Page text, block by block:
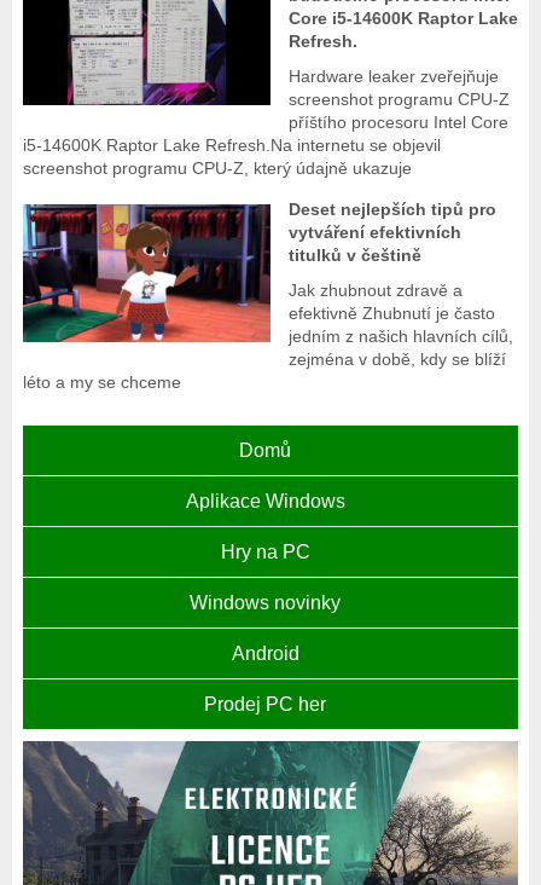
Core i5-14600K Raptor Lake
Refresh.
Hardware leaker zveřejňuje
screenshot programu CPU-Z
příštího procesoru Intel Core
i5-14600K Raptor Lake Refresh.Na internetu se objevil
screenshot programu CPU-Z, který údajně ukazuje
Deset nejlepších tipů pro
vytváření efektivních
titulků v češtině
Jak zhubnout zdravě a
efektivně Zhubnutí je často
jedním z našich hlavních cílů,
zejména v době, kdy se blíží
léto a my se chceme
Domů
Aplikace Windows
Hry na PC
Windows novinky
Android
Prodej PC her